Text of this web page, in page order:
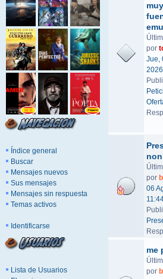
Índice general
Buscar
Mensajes nuevos
Sus mensajes
Mensajes sin respuesta
Temas activos
Identificarse
Lista de Usuarios
por
Jue,
por
06
me
por